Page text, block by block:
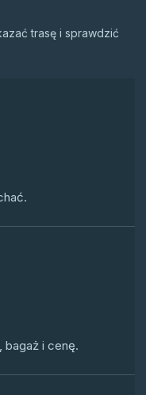
trasę i sprawdzić
bagaż i cenę.